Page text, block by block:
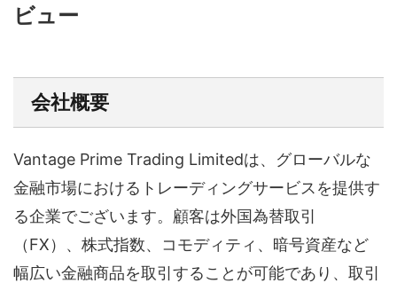
ビュー
会社概要
Vantage Prime Trading Limitedは、グローバルな
金融市場におけるトレーディングサービスを提供す
る企業でございます。顧客は外国為替取引
（FX）、株式指数、コモディティ、暗号資産など
幅広い金融商品を取引することが可能であり、取引